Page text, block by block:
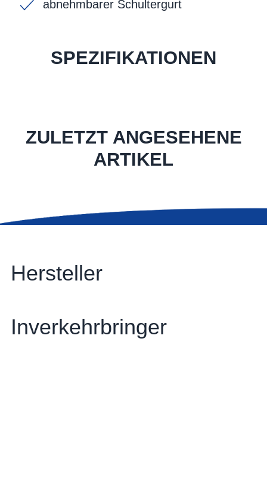
abnehmbarer Schultergurt
SPEZIFIKATIONEN
ZULETZT ANGESEHENE
ARTIKEL
Hersteller
Inverkehrbringer